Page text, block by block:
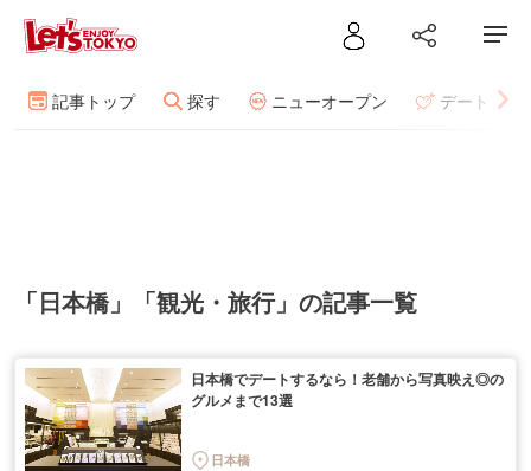
記事トップ 探す ニューオープン デート
「日本橋」「観光・旅行」の記事一覧
日本橋でデートするなら！老舗から写真映え◎の
グルメまで13選
日本橋